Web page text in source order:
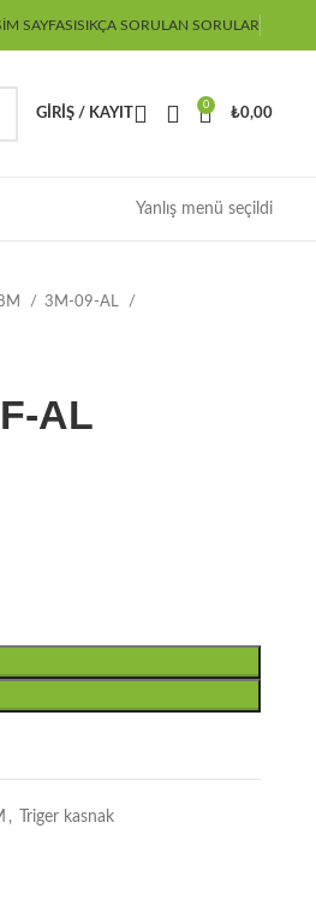
SAYFASISIKÇA SORULAN SORULAR
GIRIŞ / KAYIT
0
₺0,00
Yanlış menü seçildi
3M-09-AL
AL
, Triger kasnak